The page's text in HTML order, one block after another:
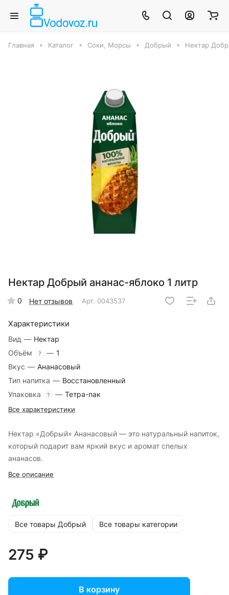
Главная Каталог Соки, Морсы Добрый Нектар
Нектар Добрый ананас-яблоко 1 литр
0 Нет отзывов Арт. 0043537
Характеристики
Вид — Нектар
Объём
? — 1
Вкус — Ананасовый
Тип напитка — Восстановленный
Упаковка
? — Тетра-пак
Все характеристики
Нектар «Добрый» Ананасовый — это натуральный напиток,
который подарит вам яркий вкус и аромат спелых
ананасов.
Все описание
Все товары Добрый Все товары категории
275 ₽
В корзину